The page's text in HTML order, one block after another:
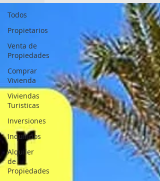
Todos
Propietarios
Venta de
Propiedades
Comprar
Vivienda
Viviendas
Turisticas
Inversiones
Inquilinos
Alquiler
de
Propiedades